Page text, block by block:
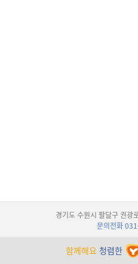
경기도 수원시 팔달구 권
문의전화
함께해요 청렴한